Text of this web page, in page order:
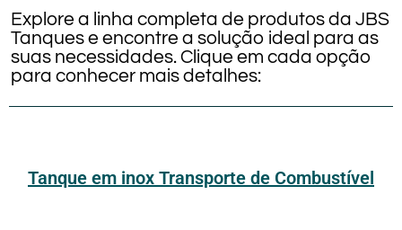
Explore a linha completa de produtos da JBS
Tanques e encontre a solução ideal para as
suas necessidades. Clique em cada opção
para conhecer mais detalhes:
Tanque em inox Transporte de Combustível